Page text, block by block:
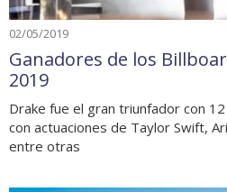
02/05/2019
Ganadores de los
2019
Drake fue el gran triunfador con
con actuaciones de Taylor Swift,
entre otras